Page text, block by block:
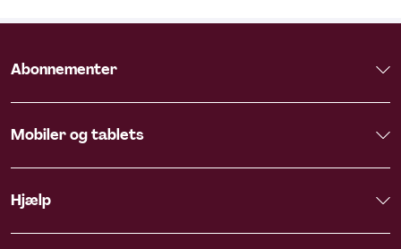
Abonnementer
Mobiler og tablets
Hjælp